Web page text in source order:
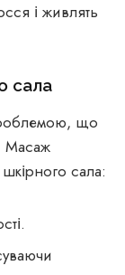
і живлять
сала
що
Масаж
сала: